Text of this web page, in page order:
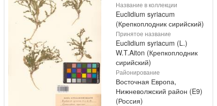
Название в коллекции
Euclidium syriacum
(Крепкоплодник сирийский)
Принятое название
Euclidium syriacum (L.)
W.T.Aiton (Крепкоплодник
сирийский)
Районирование
Восточная Европа,
Нижневолжский район (E9)
(Россия)